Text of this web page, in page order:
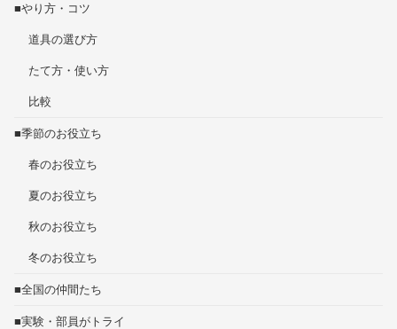
■やり方・コツ
道具の選び方
たて方・使い方
比較
■季節のお役立ち
春のお役立ち
夏のお役立ち
秋のお役立ち
冬のお役立ち
■全国の仲間たち
■実験・部員がトライ